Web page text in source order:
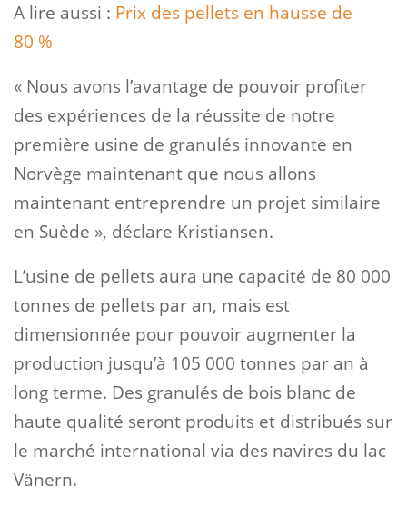
A lire aussi : Prix des pellets en hausse de
80 %
« Nous avons l’avantage de pouvoir profiter
des expériences de la réussite de notre
première usine de granulés innovante en
Norvège maintenant que nous allons
maintenant entreprendre un projet similaire
en Suède », déclare Kristiansen.
L’usine de pellets aura une capacité de 80 000
tonnes de pellets par an, mais est
dimensionnée pour pouvoir augmenter la
production jusqu’à 105 000 tonnes par an à
long terme. Des granulés de bois blanc de
haute qualité seront produits et distribués sur
le marché international via des navires du lac
Vänern.